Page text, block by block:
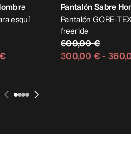
esquí
Pantalón Sabre
Pantalón GORE-
freeride
600,00 €
300,00 €-